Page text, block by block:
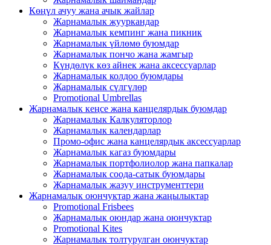
Көңүл ачуу жана ачык жайлар
Жарнамалык жууркандар
Жарнамалык кемпинг жана пикник
Жарнамалык үйлөмө буюмдар
Жарнамалык пончо жана жамгыр
Күндөлүк көз айнек жана аксессуарлар
Жарнамалык колдоо буюмдары
Жарнамалык сүлгүлөр
Promotional Umbrellas
Жарнамалык кеңсе жана канцелярдык буюмдар
Жарнамалык Калкуляторлор
Жарнамалык календарлар
Промо-офис жана канцелярдык аксессуарлар
Жарнамалык кагаз буюмдары
Жарнамалык портфолиолор жана папкалар
Жарнамалык соода-сатык буюмдары
Жарнамалык жазуу инструменттери
Жарнамалык оюнчуктар жана жаңылыктар
Promotional Frisbees
Жарнамалык оюндар жана оюнчуктар
Promotional Kites
Жарнамалык толтурулган оюнчуктар